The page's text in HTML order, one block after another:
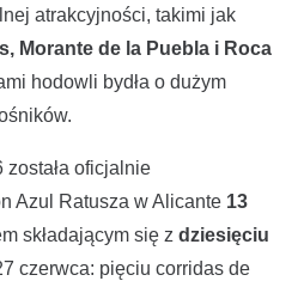
atrakcyjności, takimi jak
Morante de la Puebla i Roca
hodowli bydła o dużym
została oficjalnie
Azul Ratusza w Alicante 13
składającym się z dziesięciu
czerwca: pięciu corridas de